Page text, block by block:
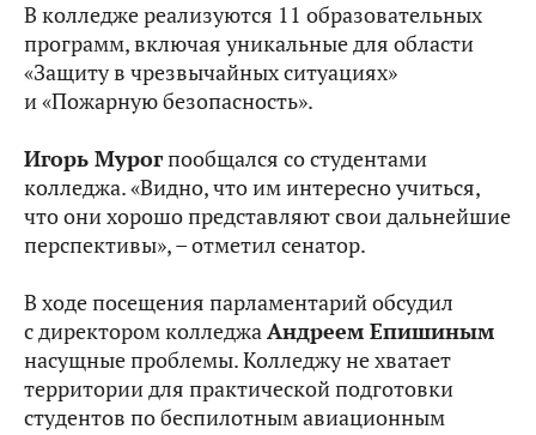
В колледже реализуются 11 образовательных
программ, включая уникальные для области
«Защиту в чрезвычайных ситуациях»
и «Пожарную безопасность».
Игорь Мурогпообщался со студентами
колледжа. «Видно, что им интересно учиться,
что они хорошо представляют свои дальнейшие
перспективы», – отметил сенатор.
В ходе посещения парламентарий обсудил
с директором колледжаАндреем Епишиным
насущные проблемы. Колледжу не хватает
территории для практической подготовки
студентов по беспилотным авиационным